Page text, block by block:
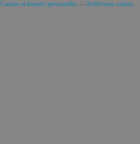
Cookies et données personnelles Préférences cookies